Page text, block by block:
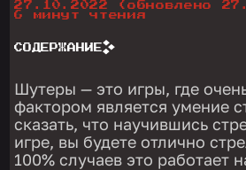
27.10.2022
(обновлено
6 минут чтения
СОДЕРЖАНИЕ
Шутеры — это игры, где
фактором является умение
сказать, что научившись
игре, вы будете отлично
100% случаев это работает